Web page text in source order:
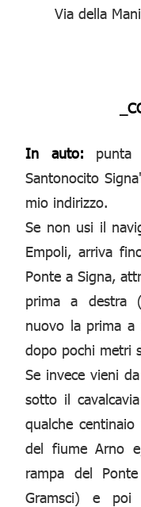
Via della
In auto: punta
Santonocito
mio indirizzo.
Se non usi il
Empoli, arriva
Ponte a Signa,
prima a destra
nuovo la prima a
dopo pochi metri
Se invece vieni
sotto il
qualche
del fiume Arno
rampa del
Gramsci) e